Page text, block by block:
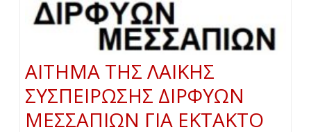
ΑΙΤΗΜΑ ΤΗΣ ΛΑΙΚΗΣ
ΣΥΣΠΕΙΡΩΣΗΣ ΔΙΡΦΥΩΝ
ΜΕΣΣΑΠΙΩΝ ΓΙΑ ΕΚΤΑΚΤΟ